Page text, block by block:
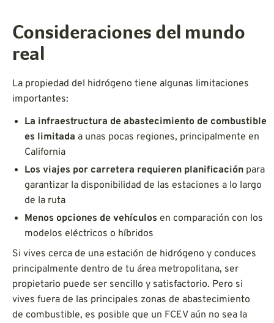
Consideraciones del mundo
real
La propiedad del hidrógeno tiene algunas limitaciones
importantes:
La infraestructura de abastecimiento de combustible
es limitada a unas pocas regiones, principalmente en
California
Los viajes por carretera requieren planificación para
garantizar la disponibilidad de las estaciones a lo largo
de la ruta
Menos opciones de vehículos en comparación con los
modelos eléctricos o híbridos
Si vives cerca de una estación de hidrógeno y conduces
principalmente dentro de tu área metropolitana, ser
propietario puede ser sencillo y satisfactorio. Pero si
vives fuera de las principales zonas de abastecimiento
de combustible, es posible que un FCEV aún no sea la